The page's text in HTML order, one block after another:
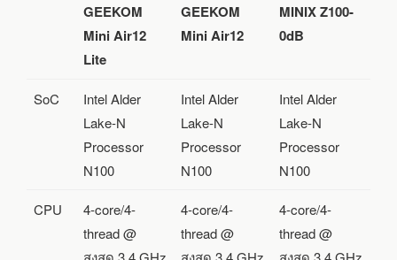
GEEKOM
Mini Air12
Lite
GEEKOM
Mini Air12
MINIX Z100-
0dB
SoC
Intel Alder
Lake-N
Processor
N100
Intel Alder
Lake-N
Processor
N100
Intel Alder
Lake-N
Processor
N100
CPU
4-core/4-
thread @
4-core/4-
thread @
4-core/4-
thread @